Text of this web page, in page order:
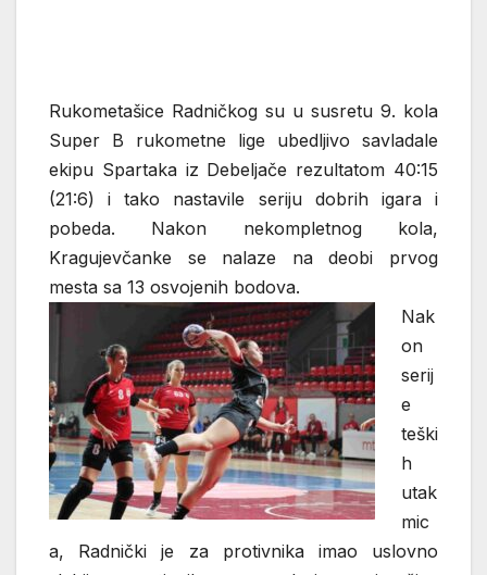
Rukometašice Radničkog su u susretu 9. kola
Super B rukometne lige ubedljivo savladale
ekipu Spartaka iz Debeljače rezultatom 40:15
(21:6) i tako nastavile seriju dobrih igara i
pobeda. Nakon nekompletnog kola,
Kragujevčanke se nalaze na deobi prvog
mesta sa 13 osvojenih bodova.
Nak
on
serij
e
teški
h
utak
mic
a, Radnički je za protivnika imao uslovno